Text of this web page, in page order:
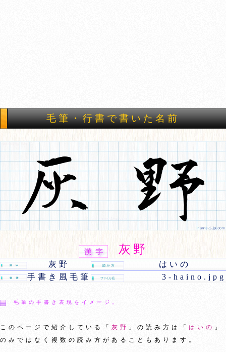
毛筆・行書で書いた名前
灰野
灰野
はいの
手書き風毛筆
3-haino.jpg
毛筆の手書き表現をイメージ。
このページで紹介している「 灰野 」の読み方は「 はいの
」
のみではなく複数の読み方があることもあります。